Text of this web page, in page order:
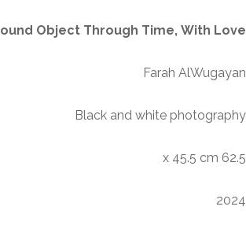
A Found Object Through Time, With
Farah
Black and white